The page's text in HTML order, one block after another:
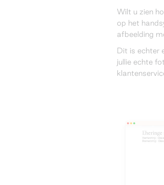
Wilt u zien
op het
afbeelding
Dit is echter
jullie echte